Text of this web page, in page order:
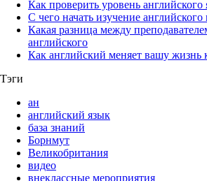
Как проверить уровень английского
С чего начать изучение английского
Какая разница между
английского
Как английский меняет вашу жизнь
Тэги
ан
английский язык
база знаний
Борнмут
Великобритания
видео
внеклассные мероприятия